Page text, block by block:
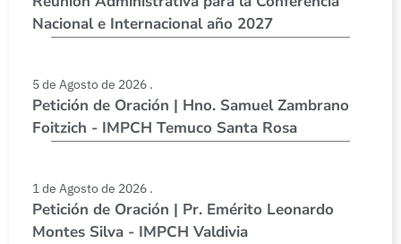
Nacional e Internacional año 2027
5 de Agosto de 2026 .
Petición de Oración | Hno. Samuel Zambrano
Foitzich - IMPCH Temuco Santa Rosa
1 de Agosto de 2026 .
Petición de Oración | Pr. Emérito Leonardo
Montes Silva - IMPCH Valdivia